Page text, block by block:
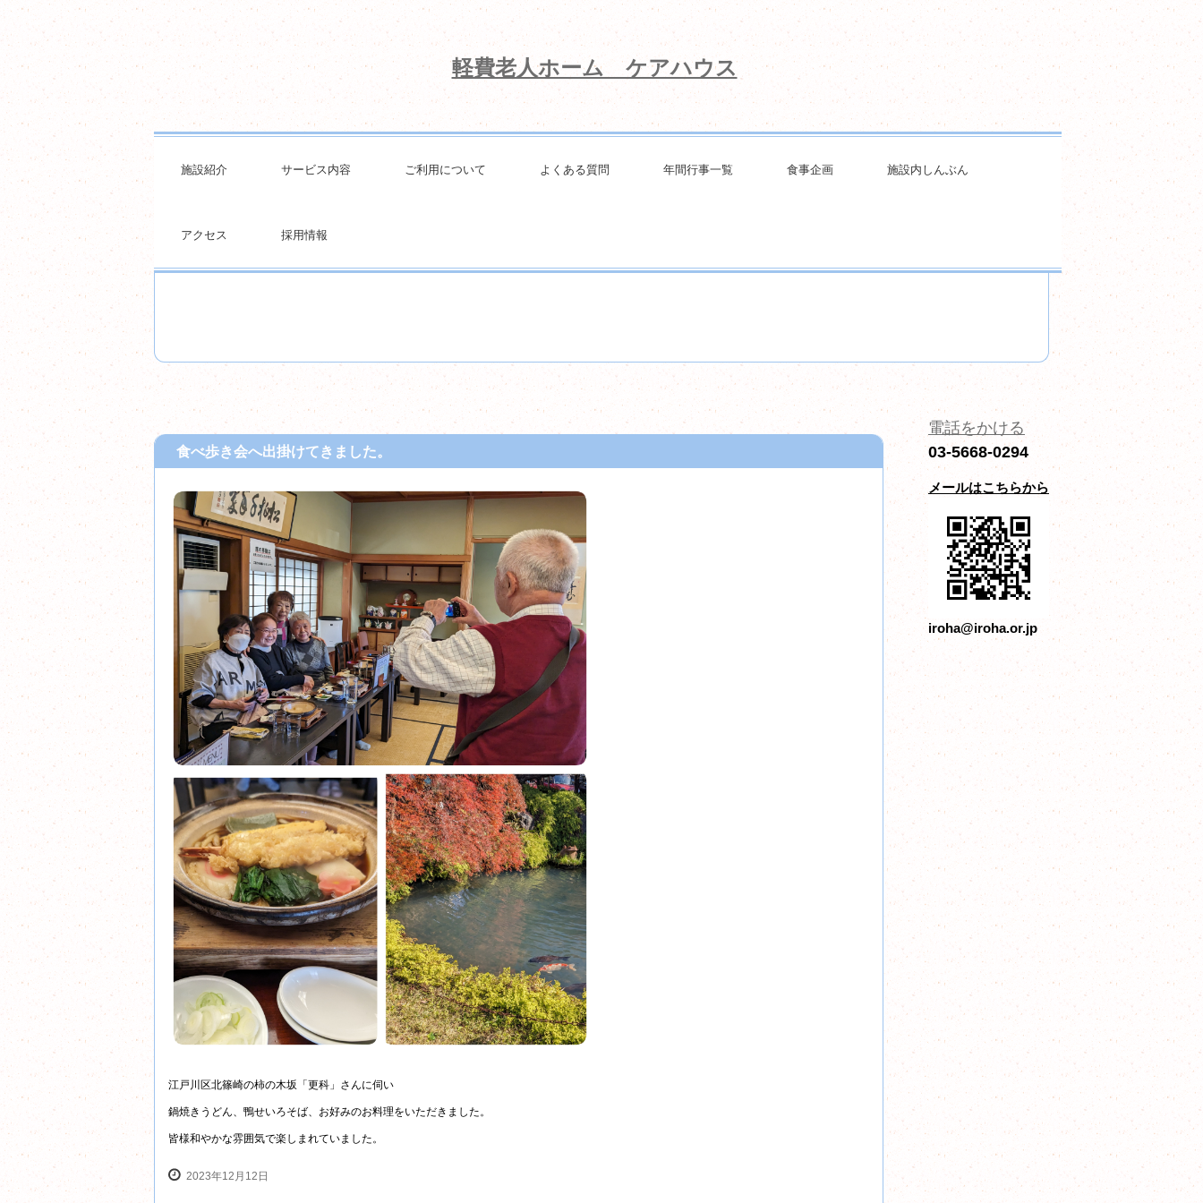
軽費老人ホーム ケアハウス
施設紹介 サービス内容 ご利用について よくある質問 年間行事一覧 食事企画 施設内しんぶん
アクセス 採用情報
食べ歩き会へ出掛けてきました。
江戸川区北篠崎の柿の木坂「更科」さんに伺い
鍋焼きうどん、鴨せいろそば、お好みのお料理をいただきました。
皆様和やかな雰囲気で楽しまれていました。
2023年12月12日
電話をかける
03-5668-0294
メールはこちらから
iroha@iroha.or.jp